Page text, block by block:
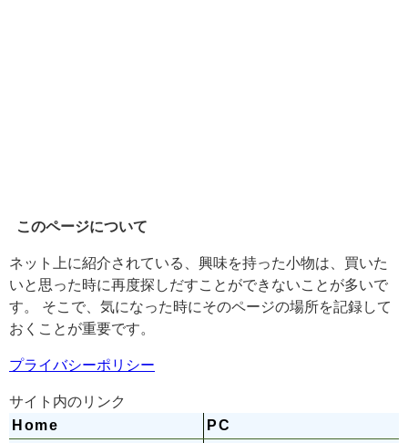
このページについて
ネット上に紹介されている、興味を持った小物は、買いた
いと思った時に再度探しだすことができないことが多いで
す。 そこで、気になった時にそのページの場所を記録して
おくことが重要です。
プライバシーポリシー
サイト内のリンク
Home
PC